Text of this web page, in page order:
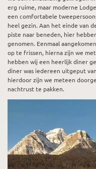
erg ruime, maar moderne
een comfortabele
heel gezin. Aan het einde van
piste naar beneden, hier
genomen. Eenmaal
op te frissen, hierna zijn we
hebben wij een heerlijk diner
diner was iedereen uitgeput
hierdoor zijn we meteen
nachtrust te pakken.